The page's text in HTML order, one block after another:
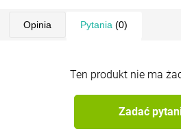
Opinia Pytania (0)
Ten produkt nie ma
Zadać